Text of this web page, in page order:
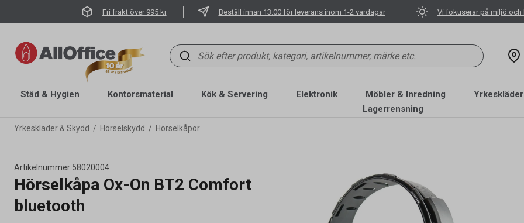
Fri frakt över 995 kr Beställ innan 13:00 för leverans inom 1-2 vardagar Vi fokuserar på miljö och
Städ & Hygien Kontorsmaterial Kök & Servering Elektronik Möbler & Inredning
Lagerrensning
Yrkeskläder & Skydd Hörselskydd Hörselkåpor
Artikelnummer 58020004
Hörselkåpa Ox-On BT2 Comfort
bluetooth